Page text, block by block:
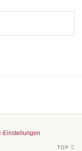
Einstellungen
TOP